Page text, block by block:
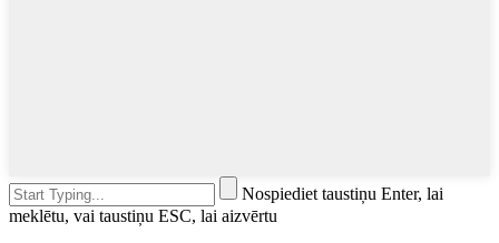
Nospiediet taustiņu Enter, lai
meklētu, vai taustiņu ESC, lai aizvērtu